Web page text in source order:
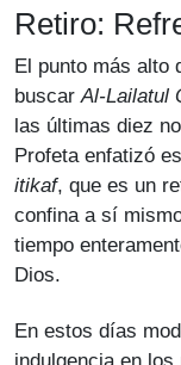
Retiro:
El punto más alto
buscarAl-Lailatul
las últimas diez
Profeta enfatizó
itikaf, que es un
confina a sí
tiempo
Dios.
En estos días